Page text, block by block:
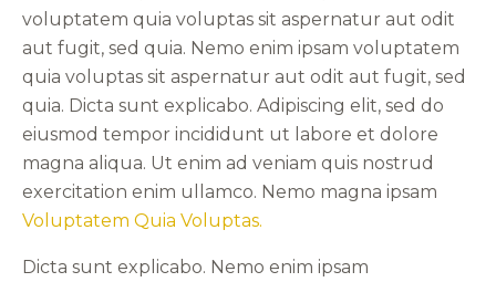
voluptatem quia voluptas sit aspernatur aut odit
aut fugit, sed quia. Nemo enim ipsam voluptatem
quia voluptas sit aspernatur aut odit aut fugit, sed
quia. Dicta sunt explicabo. Adipiscing elit, sed do
eiusmod tempor incididunt ut labore et dolore
magna aliqua. Ut enim ad veniam quis nostrud
exercitation enim ullamco. Nemo magna ipsam
Voluptatem Quia Voluptas.
Dicta sunt explicabo. Nemo enim ipsam